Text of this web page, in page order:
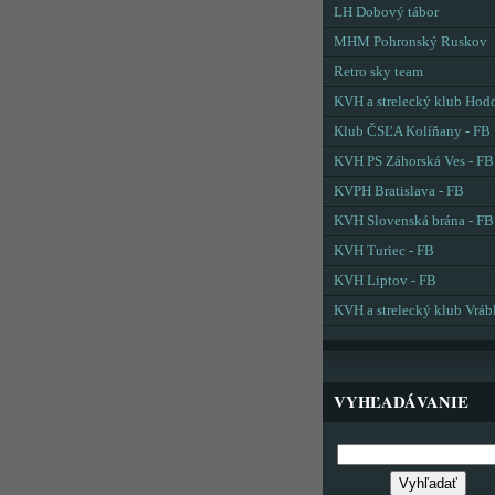
LH Dobový tábor
MHM Pohronský Ruskov
Retro sky team
KVH a strelecký klub
Klub ČSĽA Kolíňany - FB
KVH PS Záhorská Ves - FB
KVPH Bratislava - FB
KVH Slovenská brána - FB
KVH Turiec - FB
KVH Liptov - FB
KVH a strelecký klub
VYHĽADÁVANIE